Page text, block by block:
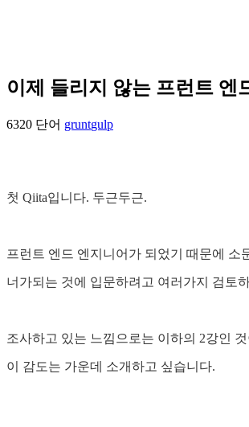
이제 들리지 않는 프런트 엔
6320 단어 gruntgulp
첫 Qiita입니다. 두근두근.
프런트 엔드 엔지니어가 되었기 때문에 소
너가되는 것에 입문하려고 여러가지 검토
조사하고 있는 느낌으로는 이하의 2강인
이 감도는 가운데 소개하고 싶습니다.